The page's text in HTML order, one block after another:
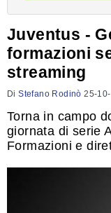
Juventus -
formazioni
streaming
DiStefano Rodinò 25-
Torna in campo
giornata di serie
Formazioni e